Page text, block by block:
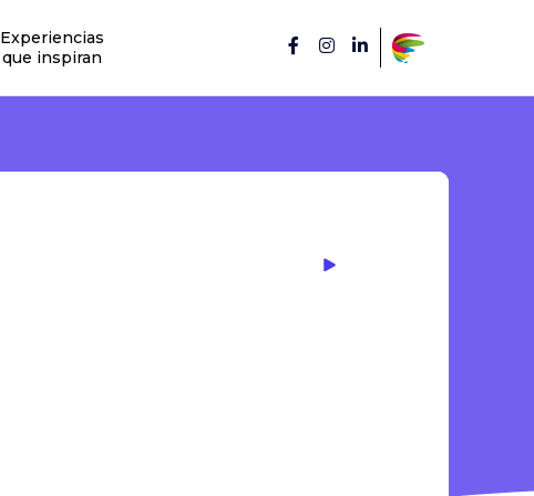
Experiencias
que inspiran